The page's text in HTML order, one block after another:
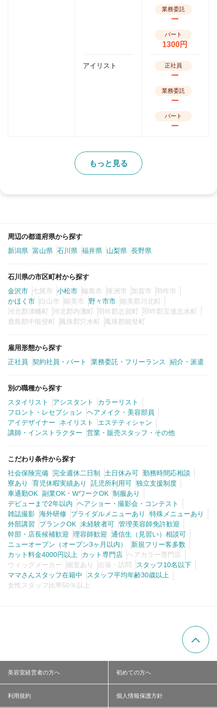
業務委託
ー
パート
1300円
アイリスト 正社員
ー
業務委託
ー
パート
ー
もっと見る
周辺の都道府県から探す
新潟県
富山県 石川県 福井県 山梨県 長野県
石川県の市区町村から探す
金沢市
七尾市 小松市 輪島市 珠洲市 加賀市
羽咋市
かほく市
白山市 能美市 野々市市
能美郡川北町
河北郡津幡町
河北郡内灘町 羽咋郡志賀町
羽咋郡宝達志水町
鹿島郡中能登町
鳳珠郡穴水町 鳳珠郡能登町
雇用形態から探す
正社員
契約社員・パート 業務委託・フリーランス 紹介・派遣
別の職種から探す
スタイリスト
アシスタント
カラーリスト
フロント・レセプション
ヘアメイク・美容部員
アイデザイナー
ネイリスト
エステティシャン
講師・インストラクター
営業・販売スタッフ・その他
こだわり条件から探す
社会保険完備
完全週休二日制 土日休み可 勤務時間応相談
寮あり
育児休暇実績あり 託児所利用可 独立支援制度
車通勤OK 副業OK・WワークOK 制服あり
デビューまで2年以内
ヘアショー・撮影会・コンテスト
雑誌撮影 海外研修 ブライダルメニューあり
特殊メニューあり
外部講習
ブランクOK 未経験者可 管理美容師免許歓迎
幹部・店長候補歓迎
理容師歓迎
通信生（見習い）相談可
ニューオープン（オープン3ヶ月以内）
新規フリー客多数
カット料金4000円以上
カット専門店 ヘアカラー専門店
ウィッグメーカー
個室あり 出張・訪問
スタッフ10名以下
ママさんスタッフ在籍中
スタッフ平均年齢30歳以上
女性スタッフ比率50％以上
美容室経営者の方へ 初めての方へ
利用規約 個人情報保護方針